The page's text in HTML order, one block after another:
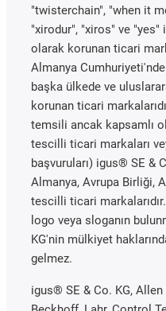
"twisterchain", "when it
"xirodur", "xiros" ve "yes"
olarak korunan ticari
Almanya
başka ülkede ve
korunan ticari
temsili ancak kapsamlı
tescilli ticari markaları
başvuruları) igus® SE &
Almanya, Avrupa Birliği,
tescilli ticari
logo veya sloganın
KG'nin mülkiyet
gelmez.
igus® SE & Co. KG, Allen